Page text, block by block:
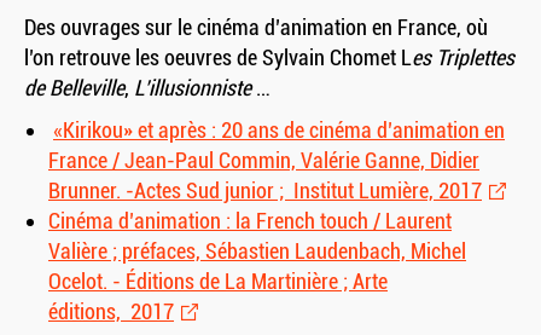
Des ouvrages sur le cinéma d’animation en France, où
l’on retrouve les oeuvres de Sylvain Chomet Les Triplettes
de Belleville, L’illusionniste…
«Kirikou» et après : 20 ans de cinéma d’animation en
France / Jean-Paul Commin, Valérie Ganne, Didier
Brunner. -Actes Sud junior ; Institut Lumière, 2017
Cinéma d’animation : la French touch / Laurent
Valière ; préfaces, Sébastien Laudenbach, Michel
Ocelot. - Éditions de La Martinière ; Arte
éditions, 2017